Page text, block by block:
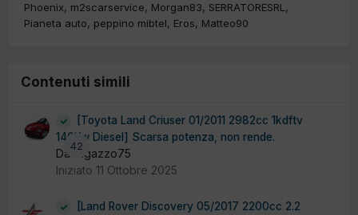
Phoenix m2scarservice Morgan83
SERRATORESRL
Pianeta auto
peppino mibtel Eros Matteo90
Contenuti simili
42
[Toyota Land Criuser 01/2011 2982cc 1kdftv
140Kw Diesel] Scarsa potenza, non rende.
Da ragazzo75
Iniziato 11 Ottobre 2025
[Land Rover Discovery 05/2017 2200cc 2.2